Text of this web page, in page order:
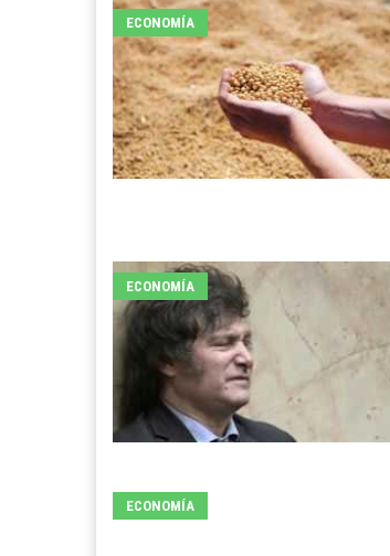
ECONOMÍA
ECONOMÍA
ECONOMÍA